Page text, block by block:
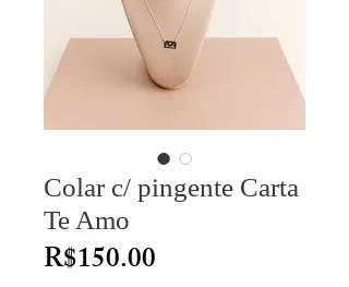
Colar c/ pingente Carta
Te Amo
R$150.00